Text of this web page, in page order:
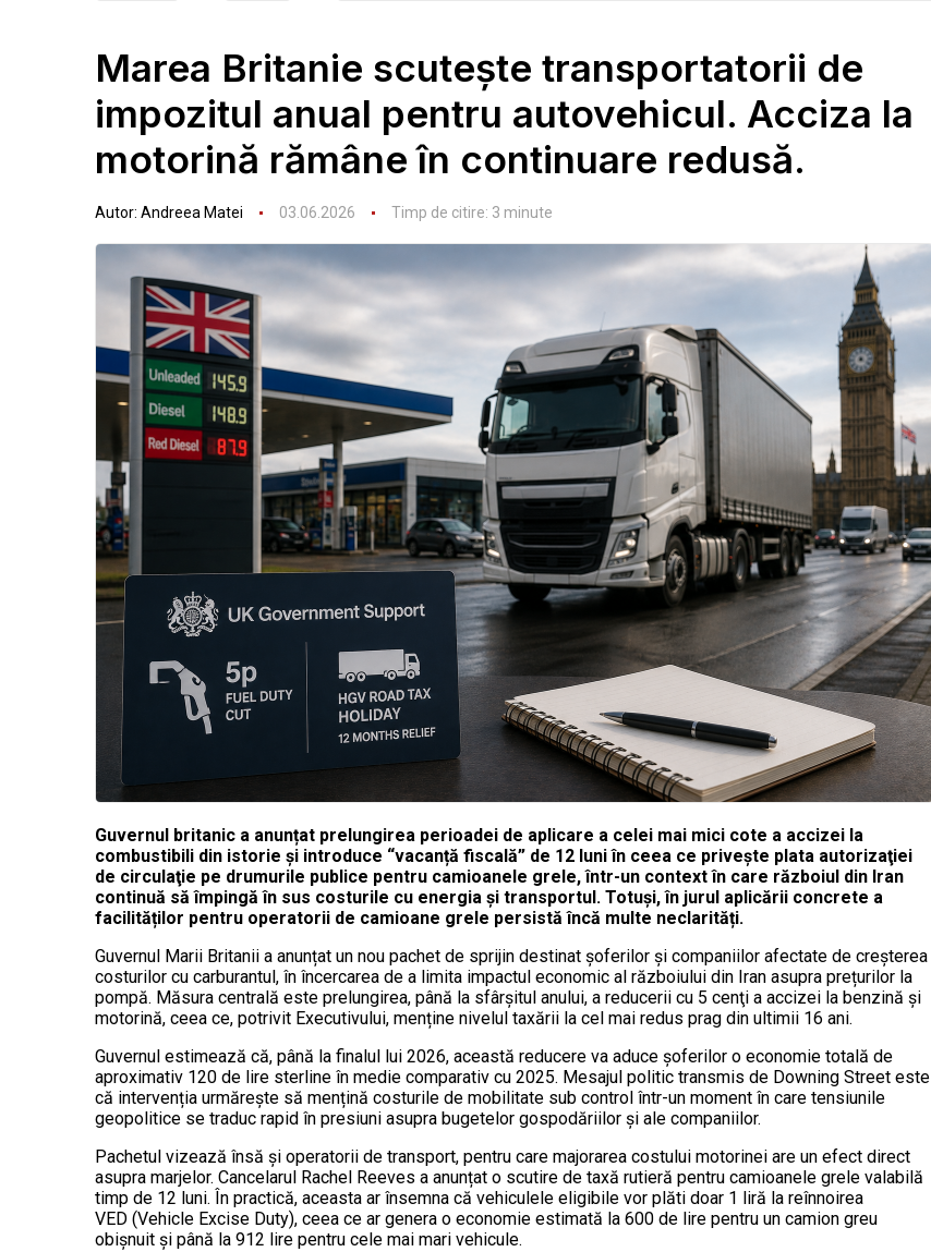
Marea Britanie scuteşte transportatorii de
impozitul anual pentru autovehicul. Acciza la
motorină rămâne în continuare redusă.
Autor: Andreea Matei 03.06.2026 Timp de citire: 3 minute
Guvernul britanic a anunțat prelungirea perioadei de aplicare a celei mai mici cote a accizei la
combustibili din istorie şi introduce “vacanță fiscală” de 12 luni în ceea ce priveşte plata autorizaţiei
de circulaţie pe drumurile publice pentru camioanele grele, într-un context în care războiul din Iran
continuă să împingă în sus costurile cu energia și transportul. Totuși, în jurul aplicării concrete a
facilităților pentru operatorii de camioane grele persistă încă multe neclarități.
Guvernul Marii Britanii a anunțat un nou pachet de sprijin destinat șoferilor și companiilor afectate de creșterea
costurilor cu carburantul, în încercarea de a limita impactul economic al războiului din Iran asupra prețurilor la
pompă. Măsura centrală este prelungirea, până la sfârșitul anului, a reducerii cu 5 cenţi a accizei la benzină și
motorină, ceea ce, potrivit Executivului, menține nivelul taxării la cel mai redus prag din ultimii 16 ani.
Guvernul estimează că, până la finalul lui 2026, această reducere va aduce șoferilor o economie totală de
aproximativ 120 de lire sterline în medie comparativ cu 2025. Mesajul politic transmis de Downing Street este
că intervenția urmărește să mențină costurile de mobilitate sub control într-un moment în care tensiunile
geopolitice se traduc rapid în presiuni asupra bugetelor gospodăriilor și ale companiilor.
Pachetul vizează însă și operatorii de transport, pentru care majorarea costului motorinei are un efect direct
asupra marjelor. Cancelarul Rachel Reeves a anunțat o scutire de taxă rutieră pentru camioanele grele valabilă
timp de 12 luni. În practică, aceasta ar însemna că vehiculele eligibile vor plăti doar 1 liră la reînnoirea
VED (Vehicle Excise Duty), ceea ce ar genera o economie estimată la 600 de lire pentru un camion greu
obișnuit și până la 912 lire pentru cele mai mari vehicule.